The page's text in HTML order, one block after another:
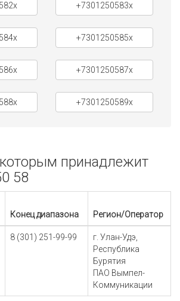
+7301250583x
+7301250585x
+7301250587x
+7301250589x
принадлежит
58
Конец диапазона Регион/Оператор
8 (301) 251-99-99
г. Улан-Удэ,
Республика
Бурятия
ПАО Вымпел-
Коммуникации